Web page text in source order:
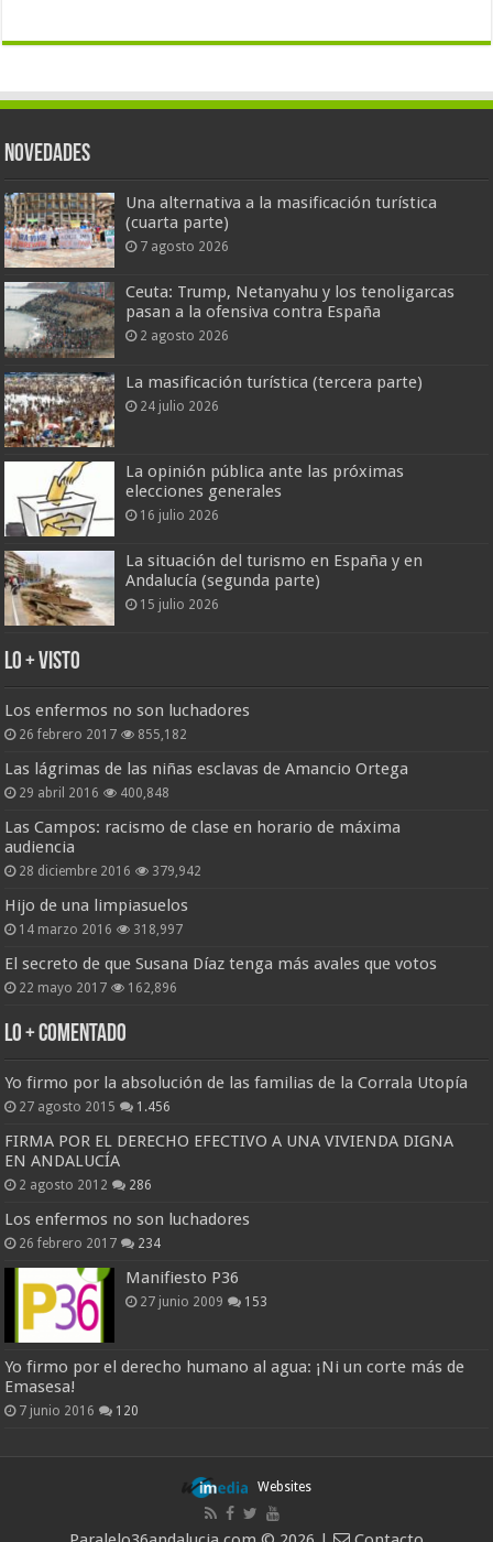
Novedades
Una alternativa a la masificación turística
(cuarta parte)
7 agosto 2026
Ceuta: Trump, Netanyahu y los tenoligarcas
pasan a la ofensiva contra España
2 agosto 2026
La masificación turística (tercera parte)
24 julio 2026
La opinión pública ante las próximas
elecciones generales
16 julio 2026
La situación del turismo en España y en
Andalucía (segunda parte)
15 julio 2026
Lo + Visto
Los enfermos no son luchadores
26 febrero 2017 855,182
Las lágrimas de las niñas esclavas de Amancio Ortega
29 abril 2016 400,848
Las Campos: racismo de clase en horario de máxima
audiencia
28 diciembre 2016 379,942
Hijo de una limpiasuelos
14 marzo 2016 318,997
El secreto de que Susana Díaz tenga más avales que votos
22 mayo 2017 162,896
Lo + Comentado
Yo firmo por la absolución de las familias de la Corrala Utopía
27 agosto 2015 1.456
FIRMA POR EL DERECHO EFECTIVO A UNA VIVIENDA DIGNA
EN ANDALUCÍA
2 agosto 2012 286
Los enfermos no son luchadores
26 febrero 2017 234
Manifiesto P36
27 junio 2009 153
Yo firmo por el derecho humano al agua: ¡Ni un corte más de
Emasesa!
7 junio 2016 120
Websites